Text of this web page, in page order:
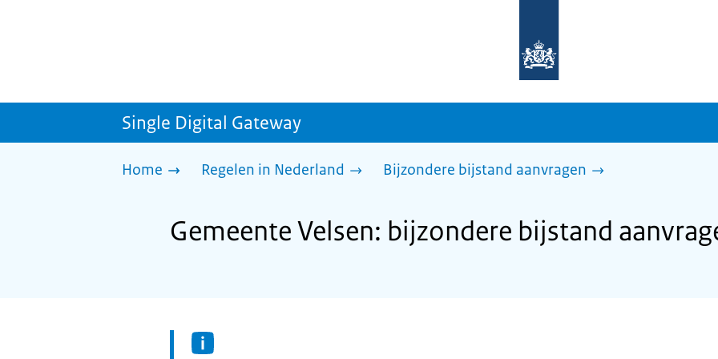
homepage
sdg.rijksoverheid.nl
Single Digital Gateway
Home Regelen in Nederland Bijzondere bijstand aanvragen
Gemeente Velsen: bijzondere bijstand